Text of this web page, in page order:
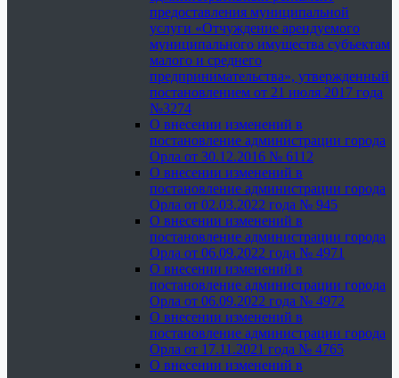
предоставления муниципальной
услуги «Отчуждение арендуемого
муниципального имущества субъектам
малого и среднего
предпринимательства», утвержденный
постановлением от 21 июля 2017 года
№3274
О внесении изменений в
постановление администрации города
Орла от 30.12.2016 № 6112
О внесении изменений в
постановление администрации города
Орла от 02.03.2022 года № 945
О внесении изменений в
постановление администрации города
Орла от 06.09.2022 года № 4971
О внесении изменений в
постановление администрации города
Орла от 06.09.2022 года № 4972
О внесении изменений в
постановление администрации города
Орла от 17.11.2021 года № 4765
О внесении изменений в